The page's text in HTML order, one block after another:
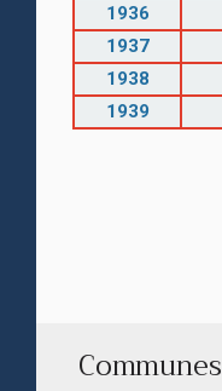
Communes
1936
1937
1938
1939